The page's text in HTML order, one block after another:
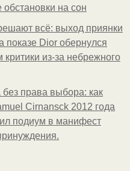
обстановки на сон
всё: выход приянки
показе Dior обернулся
критики из-за небрежного
без права выбора: как
Cirnansck 2012 года
подиум в манифест